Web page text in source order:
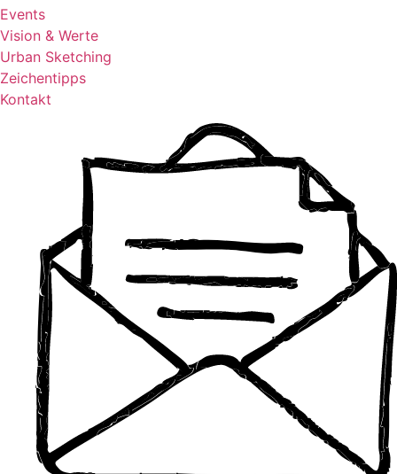
Events
Vision & Werte
Urban Sketching
Zeichentipps ​
Kontakt